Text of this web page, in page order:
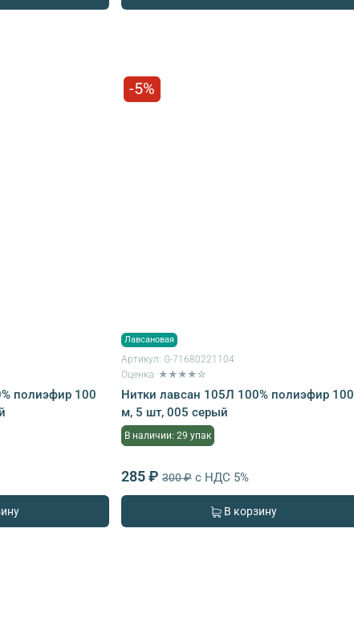
полиэфир 100
-5%
Лавсановая
Артикул: G-71680221104
Оценка: ★★★★☆
Нитки лавсан 105Л 100% полиэфир 100
м, 5 шт, 005 серый
В наличии: 29 упак
285 ₽ 300 ₽ с НДС 5%
В корзину